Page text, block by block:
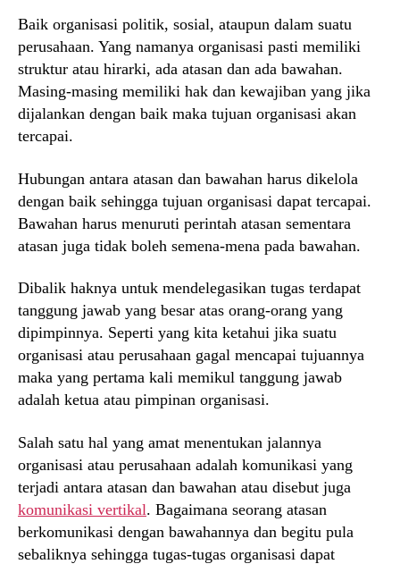
Baik organisasi politik, sosial, ataupun dalam suatu
perusahaan. Yang namanya organisasi pasti memiliki
struktur atau hirarki, ada atasan dan ada bawahan.
Masing-masing memiliki hak dan kewajiban yang jika
dijalankan dengan baik maka tujuan organisasi akan
tercapai.
Hubungan antara atasan dan bawahan harus dikelola
dengan baik sehingga tujuan organisasi dapat tercapai.
Bawahan harus menuruti perintah atasan sementara
atasan juga tidak boleh semena-mena pada bawahan.
Dibalik haknya untuk mendelegasikan tugas terdapat
tanggung jawab yang besar atas orang-orang yang
dipimpinnya. Seperti yang kita ketahui jika suatu
organisasi atau perusahaan gagal mencapai tujuannya
maka yang pertama kali memikul tanggung jawab
adalah ketua atau pimpinan organisasi.
Salah satu hal yang amat menentukan jalannya
organisasi atau perusahaan adalah komunikasi yang
terjadi antara atasan dan bawahan atau disebut juga
komunikasi vertikal. Bagaimana seorang atasan
berkomunikasi dengan bawahannya dan begitu pula
sebaliknya sehingga tugas-tugas organisasi dapat